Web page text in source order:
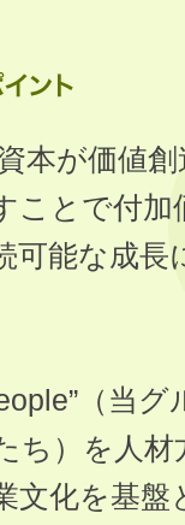
本が価値
ことで付
可能な成
（当グ
ち）を人
文化を基盤